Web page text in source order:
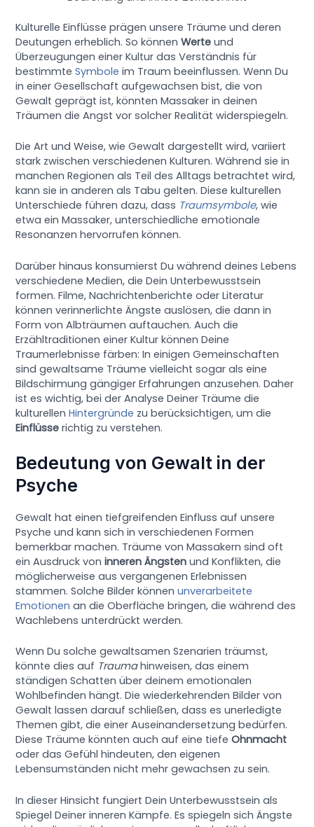
Kulturelle Einflüsse prägen unsere Träume und deren
Deutungen erheblich. So könnenWerte und
Überzeugungen einer Kultur das Verständnis für
bestimmteSymbole im Traum beeinflussen. Wenn Du
in einer Gesellschaft aufgewachsen bist, die von
Gewalt geprägt ist, könnten Massaker in deinen
Träumen die Angst vor solcher Realität widerspiegeln.
Die Art und Weise, wie Gewalt dargestellt wird, variiert
stark zwischen verschiedenen Kulturen. Während sie in
manchen Regionen als Teil des Alltags betrachtet wird,
kann sie in anderen als Tabu gelten. Diese kulturellen
Unterschiede führen dazu, dass Traumsymbole, wie
etwa ein Massaker, unterschiedliche emotionale
Resonanzen hervorrufen können.
Darüber hinaus konsumierst Du während deines Lebens
verschiedene Medien, die Dein Unterbewusstsein
formen. Filme, Nachrichtenberichte oder Literatur
können verinnerlichte Ängste auslösen, die dann in
Form von Albträumen auftauchen. Auch die
Erzähltraditionen einer Kultur können Deine
Traumerlebnisse färben: In einigen Gemeinschaften
sind gewaltsame Träume vielleicht sogar als eine
Bildschirmung gängiger Erfahrungen anzusehen. Daher
ist es wichtig, bei der Analyse Deiner Träume die
kulturellenHintergründe zu berücksichtigen, um die
Einflüsse richtig zu verstehen.
Bedeutung von Gewalt in der
Psyche
Gewalt hat einen tiefgreifenden Einfluss auf unsere
Psyche und kann sich in verschiedenen Formen
bemerkbar machen. Träume von Massakern sind oft
ein Ausdruck voninneren Ängsten und Konflikten, die
möglicherweise aus vergangenen Erlebnissen
stammen. Solche Bilder könnenunverarbeitete
Emotionen an die Oberfläche bringen, die während des
Wachlebens unterdrückt werden.
Wenn Du solche gewaltsamen Szenarien träumst,
könnte dies auf Traumahinweisen, das einem
ständigen Schatten über deinem emotionalen
Wohlbefinden hängt. Die wiederkehrenden Bilder von
Gewalt lassen darauf schließen, dass es unerledigte
Themen gibt, die einer Auseinandersetzung bedürfen.
Diese Träume könnten auch auf eine tiefeOhnmacht
oder das Gefühl hindeuten, den eigenen
Lebensumständen nicht mehr gewachsen zu sein.
In dieser Hinsicht fungiert Dein Unterbewusstsein als
Spiegel Deiner inneren Kämpfe. Es spiegeln sich Ängste